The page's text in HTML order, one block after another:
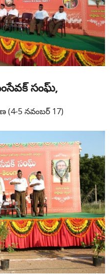
సంఘ్,
(4-5 నవంబర్ 17)